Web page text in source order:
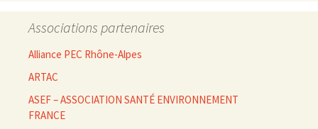
Associations partenaires
Alliance PEC Rhône-Alpes
ARTAC
ASEF – ASSOCIATION SANTÉ ENVIRONNEMENT
FRANCE